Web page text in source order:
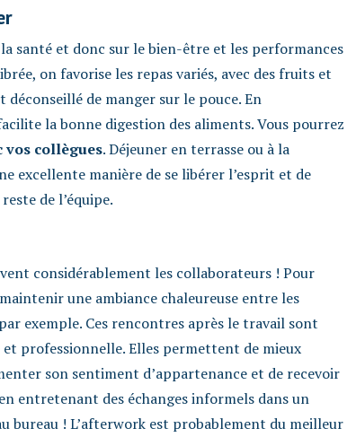
santé et donc sur le bien-être et les performances
on favorise les repas variés, avec des fruits et
de manger sur le pouce. En
la bonne digestion des aliments. Vous pourrez
vos collègues. Déjeuner en terrasse ou à la
excellente manière de se libérer l’esprit et de
de l’équipe.
considérablement les collaborateurs ! Pour
une ambiance chaleureuse entre les
exemple. Ces rencontres après le travail sont
professionnelle. Elles permettent de mieux
son sentiment d’appartenance et de recevoir
entretenant des échanges informels dans un
bureau ! L’afterwork est probablement du meilleur